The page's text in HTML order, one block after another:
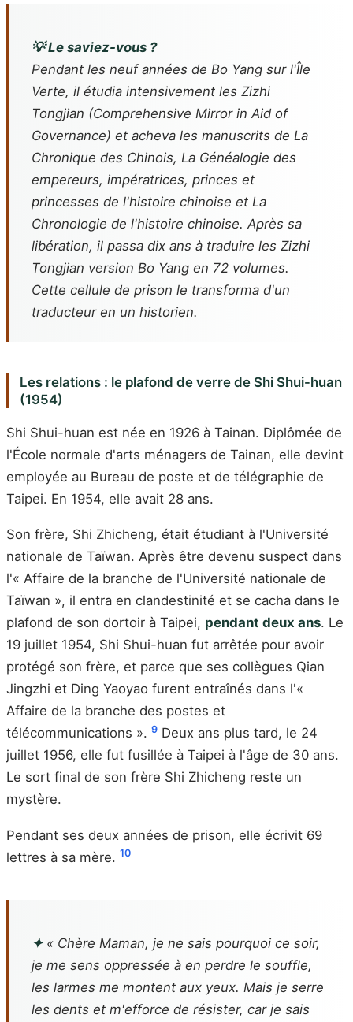
💡 Le saviez-vous ?
Pendant les neuf années de Bo Yang sur l'Île
Verte, il étudia intensivement les Zizhi
Tongjian (Comprehensive Mirror in Aid of
Governance) et acheva les manuscrits de La
Chronique des Chinois, La Généalogie des
empereurs, impératrices, princes et
princesses de l'histoire chinoise et La
Chronologie de l'histoire chinoise. Après sa
libération, il passa dix ans à traduire les Zizhi
Tongjian version Bo Yang en 72 volumes.
Cette cellule de prison le transforma d'un
traducteur en un historien.
Les relations : le plafond de verre de Shi Shui-huan
(1954)
Shi Shui-huan est née en 1926 à Tainan. Diplômée de
l'École normale d'arts ménagers de Tainan, elle devint
employée au Bureau de poste et de télégraphie de
Taipei. En 1954, elle avait 28 ans.
Son frère, Shi Zhicheng, était étudiant à l'Université
nationale de Taïwan. Après être devenu suspect dans
l'« Affaire de la branche de l'Université nationale de
Taïwan », il entra en clandestinité et se cacha dans le
plafond de son dortoir à Taipei, pendant deux ans. Le
19 juillet 1954, Shi Shui-huan fut arrêtée pour avoir
protégé son frère, et parce que ses collègues Qian
Jingzhi et Ding Yaoyao furent entraînés dans l'«
Affaire de la branche des postes et
télécommunications ». 9 Deux ans plus tard, le 24
juillet 1956, elle fut fusillée à Taipei à l'âge de 30 ans.
Le sort final de son frère Shi Zhicheng reste un
mystère.
Pendant ses deux années de prison, elle écrivit 69
lettres à sa mère. 10
✦« Chère Maman, je ne sais pourquoi ce soir,
je me sens oppressée à en perdre le souffle,
les larmes me montent aux yeux. Mais je serre
les dents et m'efforce de résister, car je sais